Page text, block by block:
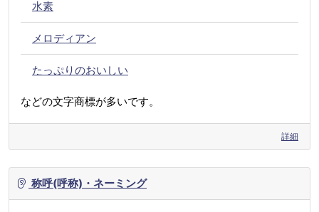
水素
メロディアン
たっぷりのおいしい
などの文字商標が多いです。
詳細
称呼(呼称)・ネーミング